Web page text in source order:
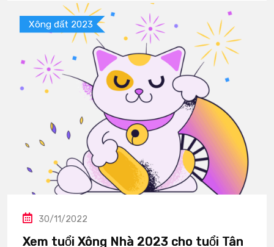
Xông đất 2023
30/11/2022
Xem tuổi Xông Nhà 2023 cho tuổi Tân